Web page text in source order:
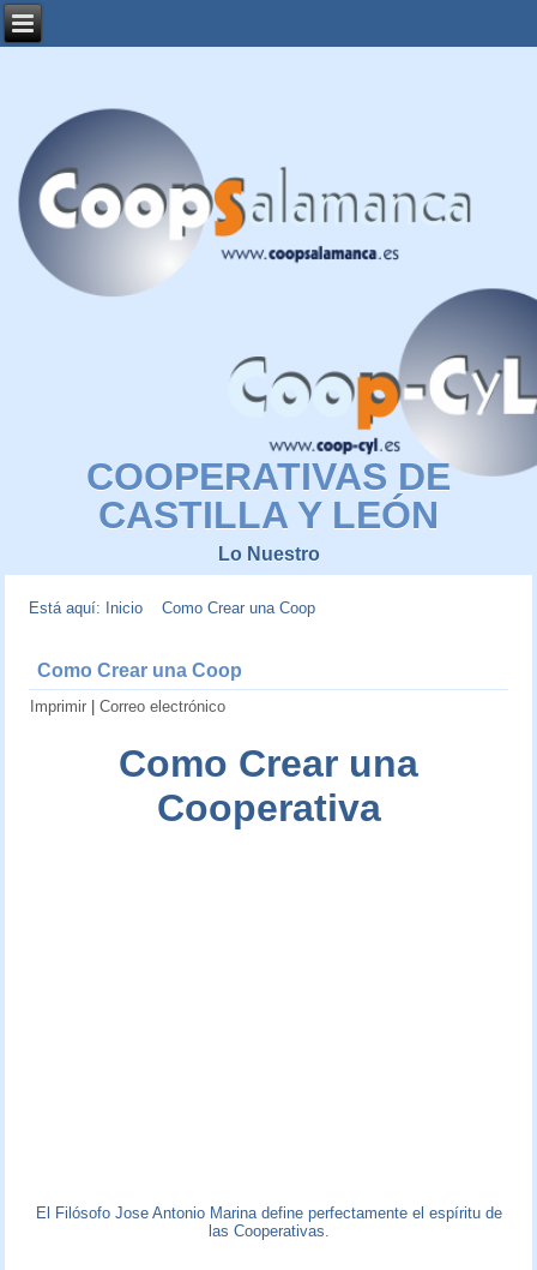
COOPERATIVAS DE
CASTILLA Y LEÓN
Lo Nuestro
Está aquí: Inicio Como Crear una Coop
Como Crear una Coop
Imprimir |Correo electrónico
Como Crear una
Cooperativa
El Filósofo Jose Antonio Marina define perfectamente el espíritu de
las Cooperativas.